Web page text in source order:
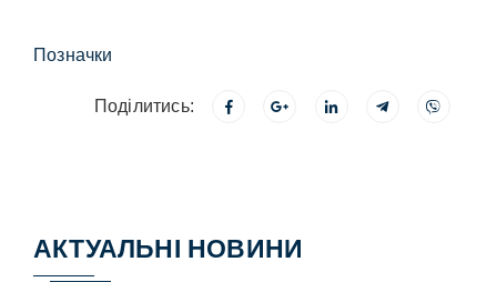
Позначки
Поділитись:
АКТУАЛЬНІ НОВИНИ